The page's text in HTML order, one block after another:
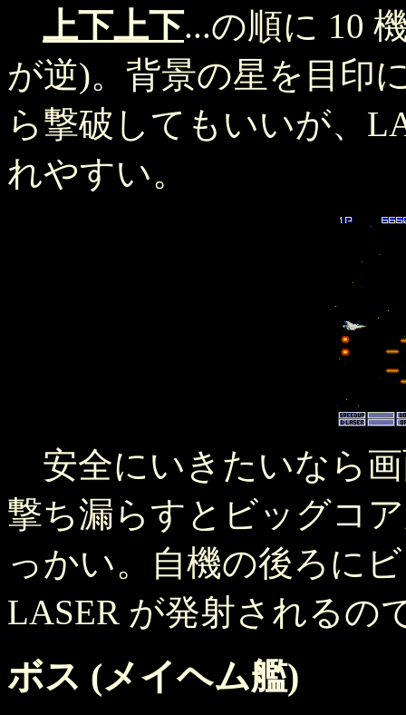
上下上下...の順に 10
が逆)。背景の星を目印
ら撃破してもいいが、
れやすい。
安全にいきたいなら
撃ち漏らすとビッグコ
っかい。自機の後ろに
LASER が発射されるの
ボス (メイヘム艦)